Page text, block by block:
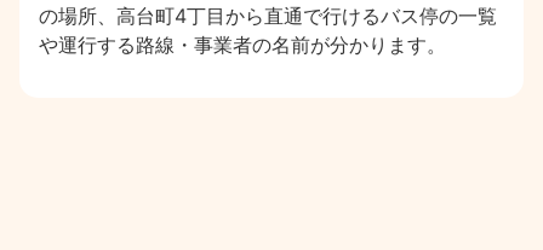
の場所、高台町4丁目から直通で行けるバス停の一覧
や運行する路線・事業者の名前が分かります。